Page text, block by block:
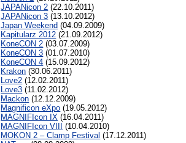
JAPANicon 2 (22.10.2011)
JAPANicon 3 (13.10.2012)
Japan Weekend (04.09.2009)
Kapitularz 2012 (21.09.2012)
KoneCON 2 (03.07.2009)
KoneCON 3 (01.07.2010)
KoneCON 4 (15.09.2012)
Krakon (30.06.2011)
Love2 (12.02.2011)
Love3 (11.02.2012)
Mackon (12.12.2009)
Magnificon eXpo (19.05.2012)
MAGNIFIcon IX (16.04.2011)
MAGNIFIcon VIII
(10.04.2010)
MOKON 2 – Clamp Festival (17.12.2011)